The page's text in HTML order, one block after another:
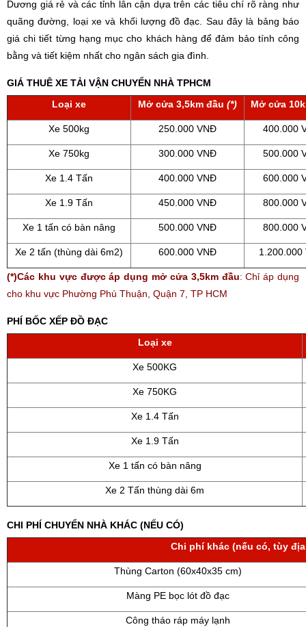
Dương giá rẻ và các tỉnh lân cận dựa trên các tiêu chí rõ ràng như
quãng đường, loại xe và khối lượng đồ đạc. Sau đây là bảng báo
giá chi tiết từng hạng mục cho khách hàng để đảm bảo tính công
bằng và tiết kiệm nhất cho ngân sách gia đình.
GIÁ THUÊ XE TẢI VẬN CHUYỂN NHÀ TPHCM
Loại xe
Mở cửa 3,5km đầu (*) Mở cửa
Xe 500kg 250.000 VNĐ 400.000
Xe 750kg 300.000 VNĐ 500.000
Xe 1.4 Tấn 400.000 VNĐ 600.000
Xe 1.9 Tấn 450.000 VNĐ 800.000
Xe 1 tấn có bàn nâng 500.000 VNĐ 800.000
Xe 2 tấn (thùng dài 6m2) 600.000 VNĐ 1.200.000
(*)Các khu vực được áp dụng mở cửa 3,5km đầu: Chỉ áp dụng
cho khu vực Phường Phú Thuận, Quận 7, TP HCM
PHÍ BỐC XẾP ĐỒ ĐẠC
Loại xe
Xe 500KG
Xe 750KG
Xe 1.4 Tấn
Xe 1.9 Tấn
Xe 1 tấn có bàn nâng
Xe 2 Tấn thùng dài 6m
CHI PHÍ CHUYỂN NHÀ KHÁC (NẾU CÓ)
Chi phí khác (nếu có, tùy
Thùng Carton (60x40x35 cm)
Màng PE bọc lót đồ đạc
Công tháo ráp máy lạnh